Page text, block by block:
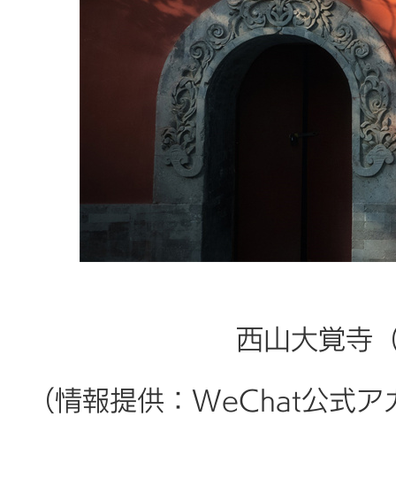
西山大覚寺
（情報提供：WeChat公式